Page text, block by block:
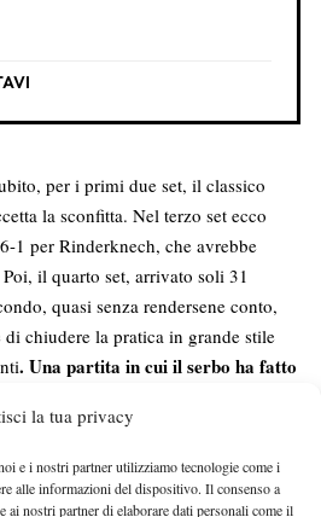
la tua privacy
e i nostri partner utilizziamo tecnologie come i
alle informazioni del dispositivo. Il consenso a
ai nostri partner di elaborare dati personali come il
per i primi due set, il classico
la sconfitta. Nel terzo set ecco
1 per Rinderknech, che avrebbe
il quarto set, arrivato soli 31
quasi senza rendersene conto,
chiudere la pratica in grande stile
. Una partita in cui il serbo ha fatto
ha espresso un livello
per quanto riguarda il
corso del match, salendo di livello